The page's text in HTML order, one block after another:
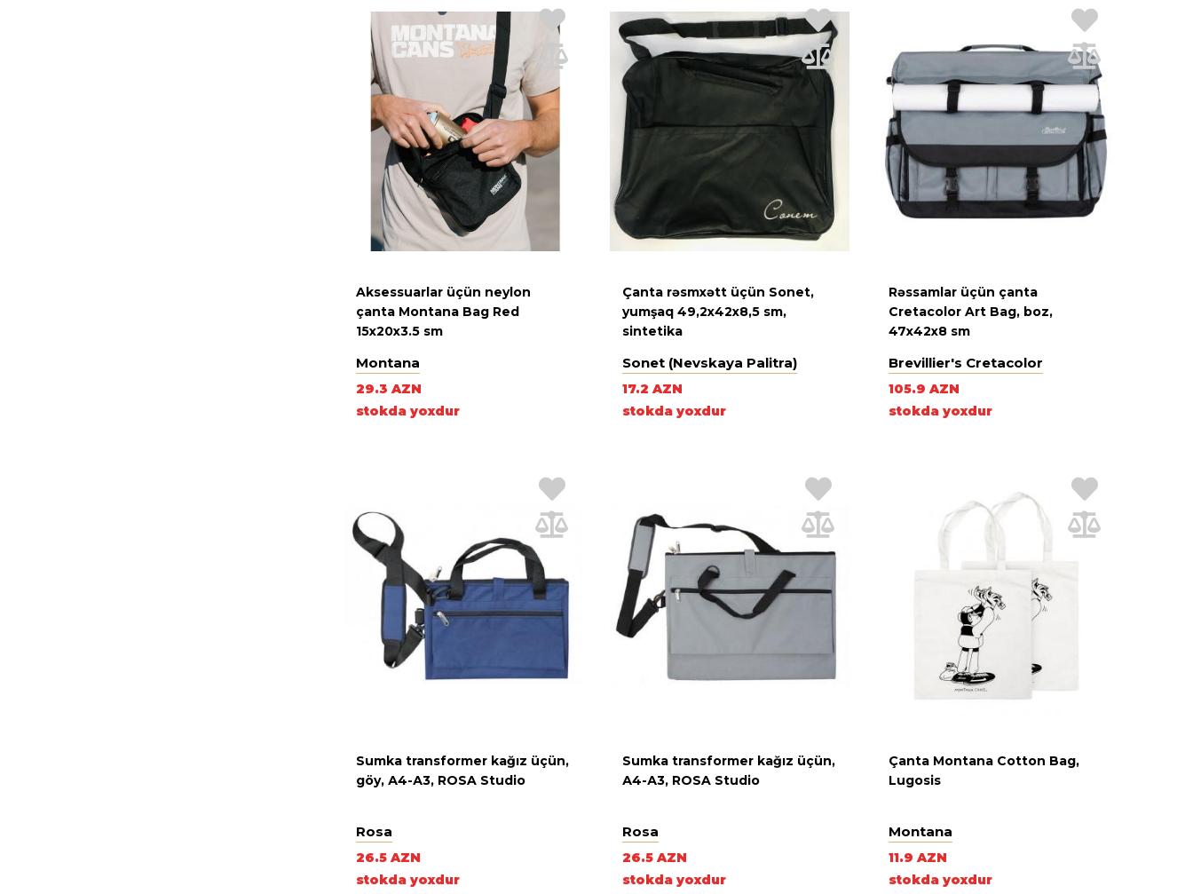
Aksessuarlar üçün neylon
çanta Montana Bag Red
15x20x3.5 sm
Montana
29.3 AZN
stokda yoxdur
Çanta rəsmxətt üçün Sonet,
yumşaq 49,2х42х8,5 sm,
sintetika
Sonet (Nevskaya Palitra)
17.2 AZN
stokda yoxdur
Rəssamlar üçün çanta
Cretacolor Art Bag, boz,
47х42х8 sm
Brevillier's Cretacolor
105.9 AZN
stokda yoxdur
Sumka transformer kağız üçün,
göy, А4-А3, ROSA Studio
Rosa
26.5 AZN
stokda yoxdur
Sumka transformer kağız üçün,
А4-А3, ROSA Studio
Rosa
26.5 AZN
stokda yoxdur
Çanta Montana Cotton Bag,
Lugosis
Montana
11.9 AZN
stokda yoxdur